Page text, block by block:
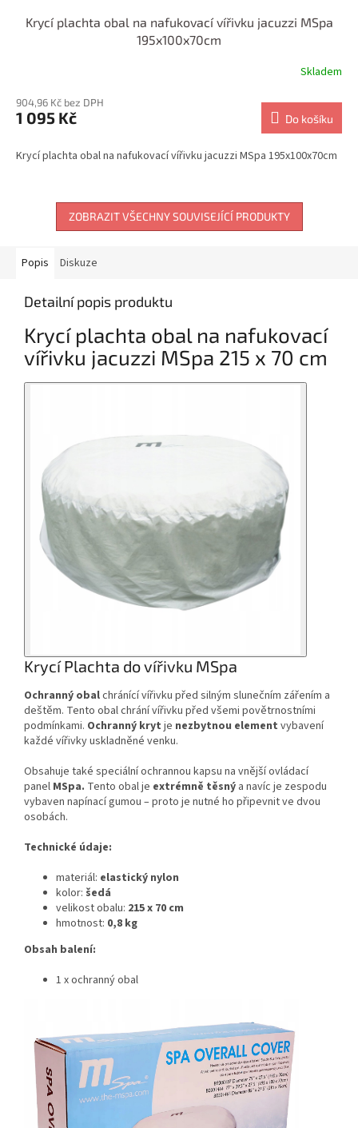
Krycí plachta obal na nafukovací vířivku jacuzzi MSpa
195x100x70cm
Skladem
904,96 Kč bez DPH
1 095 Kč Do košíku
Krycí plachta obal na nafukovací vířivku jacuzzi MSpa 195x100x70cm
ZOBRAZIT VŠECHNY SOUVISEJÍCÍ PRODUKTY
Popis Diskuze
Detailní popis produktu
Krycí plachta obal na nafukovací
vířivku jacuzzi MSpa 215 x 70 cm
Krycí Plachta do vířivku MSpa
Ochranný obalchránící vířivku před silným slunečním zářením a
deštěm. Tento obal chrání vířivku před všemi povětrnostními
podmínkami. Ochranný kryt je nezbytnou element vybavení
každé vířivky uskladněné venku.
Obsahuje také speciální ochrannou kapsu na vnější ovládací
panel MSpa. Tento obal je extrémně těsný a navíc je zespodu
vybaven napínací gumou – proto je nutné ho připevnit ve dvou
osobách.
Technické údaje:
materiál: elastický nylon
kolor: šedá
velikost obalu: 215 x 70 cm
hmotnost: 0,8 kg
Obsah balení:
1 x ochranný obal